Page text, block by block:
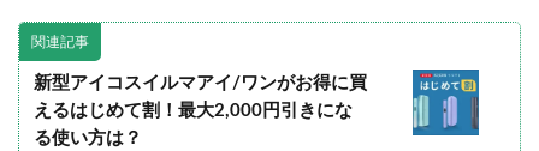
関連記事
新型アイコスイルマアイ/ワンがお得に買
えるはじめて割！最大2,000円引きにな
る使い方は？